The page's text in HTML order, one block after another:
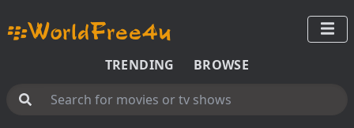
TRENDING BROWSE